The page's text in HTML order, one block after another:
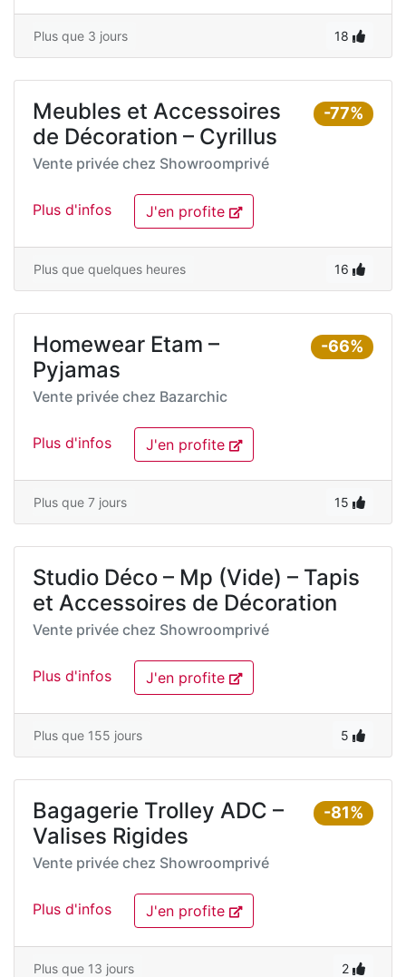
Plus que 3 jours 18
-77%
Meubles et Accessoires
de Décoration – Cyrillus
Vente privée chez Showroomprivé
Plus d'infos J'en profite
Plus que quelques heures 16
-66%
Homewear Etam –
Pyjamas
Vente privée chez Bazarchic
Plus d'infos J'en profite
Plus que 7 jours 15
Studio Déco – Mp (Vide) – Tapis
et Accessoires de Décoration
Vente privée chez Showroomprivé
Plus d'infos J'en profite
Plus que 155 jours 5
-81%
Bagagerie Trolley ADC –
Valises Rigides
Vente privée chez Showroomprivé
Plus d'infos J'en profite
Plus que 13 jours 2